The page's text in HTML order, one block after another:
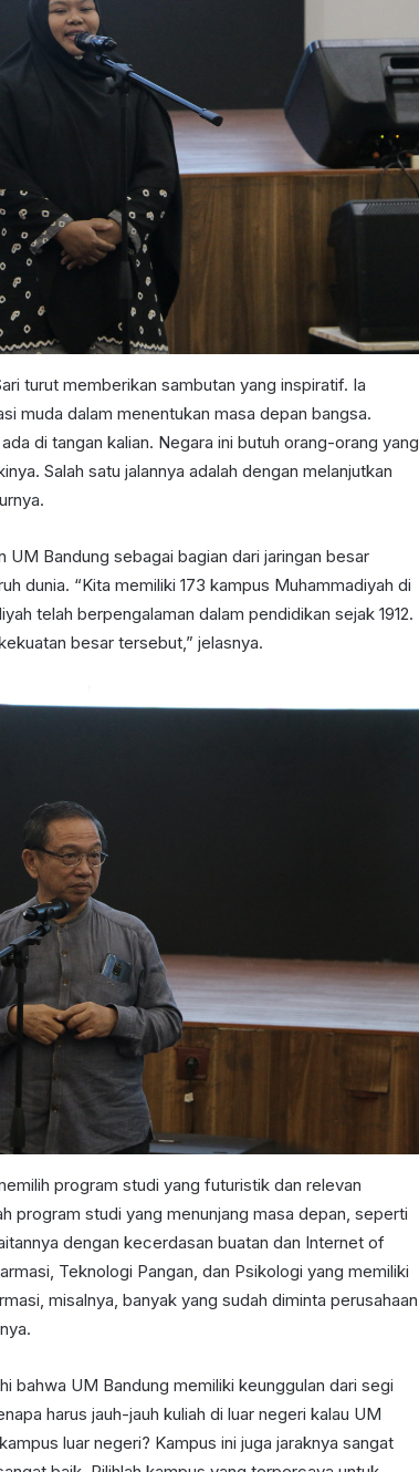
turut memberikan sambutan yang inspiratif. Ia
muda dalam menentukan masa depan bangsa.
di tangan kalian. Negara ini butuh orang-orang yang
Salah satu jalannya adalah dengan melanjutkan
UM Bandung sebagai bagian dari jaringan besar
dunia. “Kita memiliki 173 kampus Muhammadiyah di
telah berpengalaman dalam pendidikan sejak 1912.
besar tersebut,” jelasnya.
program studi yang futuristik dan relevan
program studi yang menunjang masa depan, seperti
dengan kecerdasan buatan dan Internet of
Teknologi Pangan, dan Psikologi yang memiliki
misalnya, banyak yang sudah diminta perusahaan
bahwa UM Bandung memiliki keunggulan dari segi
harus jauh-jauh kuliah di luar negeri kalau UM
luar negeri? Kampus ini juga jaraknya sangat